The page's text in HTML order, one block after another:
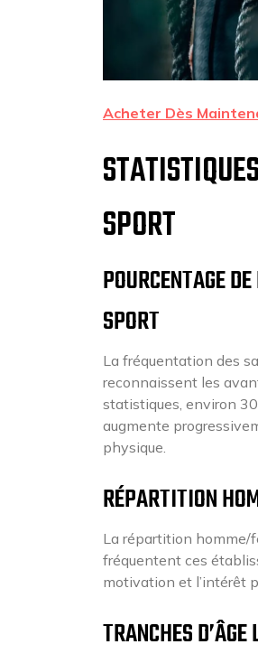
Acheter Dès
SPORT
POURCENTAGE
SPORT
La fréquentation des
reconnaissent les
statistiques, environ
augmente
physique.
RÉPARTITION
La répartition homme/
fréquentent ces
motivation et l’intérêt
TRANCHES